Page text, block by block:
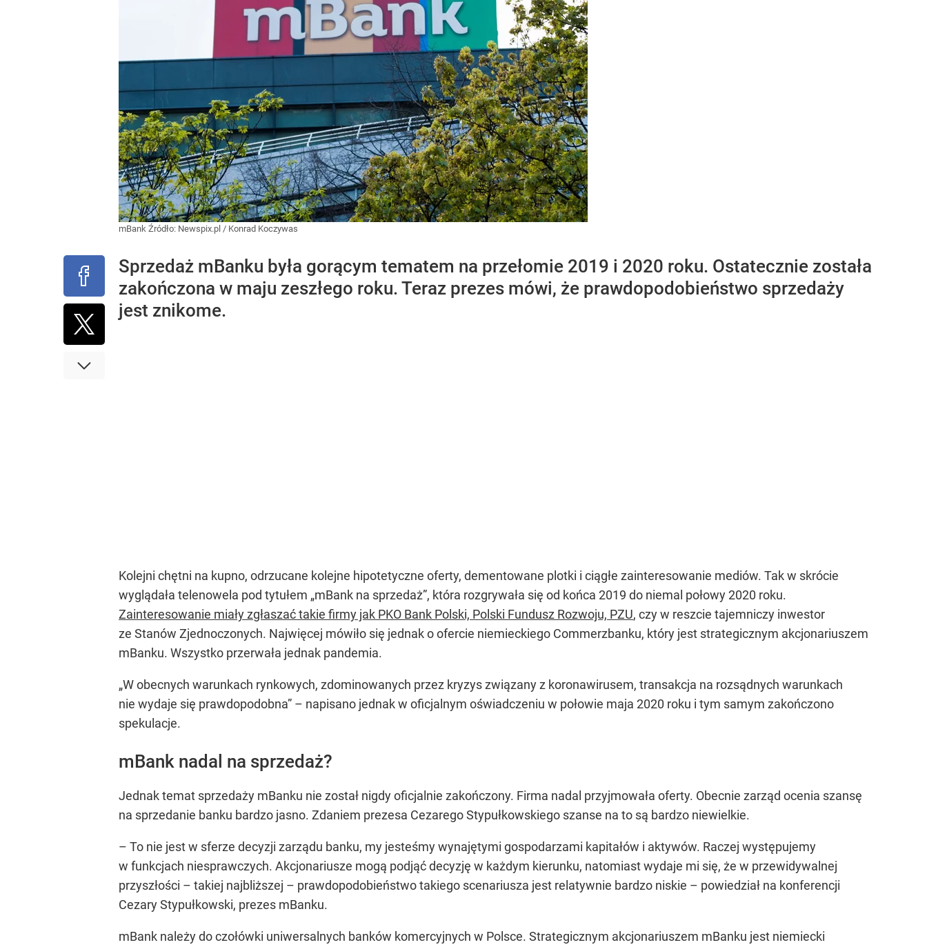
mBank Źródło: Newspix.pl / Konrad Koczywas
Sprzedaż mBanku była gorącym tematem na przełomie 2019 i 2020 roku. Ostatecznie została
zakończona w maju zeszłego roku. Teraz prezes mówi, że prawdopodobieństwo sprzedaży
jest znikome.
Kolejni chętni na kupno, odrzucane kolejne hipotetyczne oferty, dementowane plotki i ciągłe zainteresowanie mediów. Tak w skrócie
wyglądała telenowela pod tytułem „mBank na sprzedaż”, która rozgrywała się od końca 2019 do niemal połowy 2020 roku.
Zainteresowanie miały zgłaszać takie firmy jak PKO Bank Polski, Polski Fundusz Rozwoju, PZU, czy w reszcie tajemniczy inwestor
ze Stanów Zjednoczonych. Najwięcej mówiło się jednak o ofercie niemieckiego Commerzbanku, który jest strategicznym akcjonariuszem
mBanku. Wszystko przerwała jednak pandemia.
„W obecnych warunkach rynkowych, zdominowanych przez kryzys związany z koronawirusem, transakcja na rozsądnych warunkach
nie wydaje się prawdopodobna” – napisano jednak w oficjalnym oświadczeniu w połowie maja 2020 roku i tym samym zakończono
spekulacje.
mBank nadal na sprzedaż?
Jednak temat sprzedaży mBanku nie został nigdy oficjalnie zakończony. Firma nadal przyjmowała oferty. Obecnie zarząd ocenia szansę
na sprzedanie banku bardzo jasno. Zdaniem prezesa Cezarego Stypułkowskiego szanse na to są bardzo niewielkie.
– To nie jest w sferze decyzji zarządu banku, my jesteśmy wynajętymi gospodarzami kapitałów i aktywów. Raczej występujemy
w funkcjach niesprawczych. Akcjonariusze mogą podjąć decyzję w każdym kierunku, natomiast wydaje mi się, że w przewidywalnej
przyszłości – takiej najbliższej – prawdopodobieństwo takiego scenariusza jest relatywnie bardzo niskie – powiedział na konferencji
Cezary Stypułkowski, prezes mBanku.
mBank należy do czołówki uniwersalnych banków komercyjnych w Polsce. Strategicznym akcjonariuszem mBanku jest niemiecki